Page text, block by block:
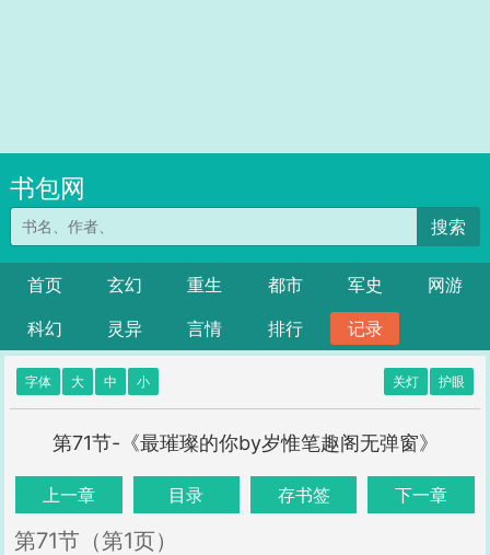
书包网
搜索
首页 玄幻 重生 都市 军史
网游
科幻
灵异 言情 排行 记录
字体 大 中 小 关灯 护眼
第71节-《最璀璨的你by岁惟笔趣阁无弹窗》
上一章 目录 存书签 下一章
第71节（第1页）